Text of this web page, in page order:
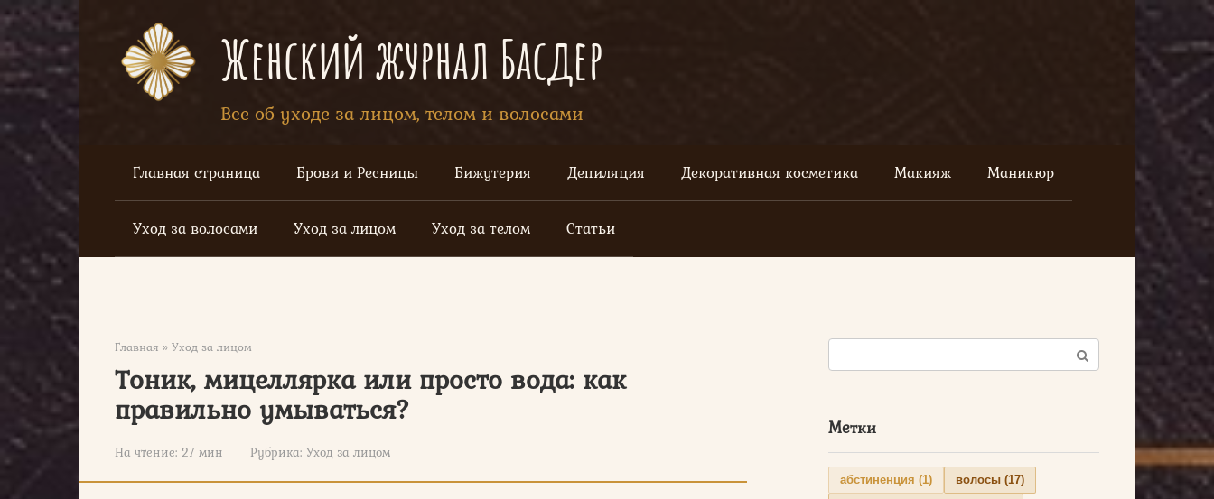
Перейти
к
контенту
Женский журнал Басдер
Все об уходе за лицом, телом и волосами
Главная страница Брови и Ресницы Бижутерия Депиляция Декоративная косметика Макияж Маникюр
Уход за волосами Уход за лицом Уход за телом Статьи
Главная » Уход за лицом
Тоник, мицеллярка или просто вода: как
правильно умываться?
На чтение: 27 мин Рубрика: Уход за лицом
Поиск:
Метки
абстиненция (1) волосы (17)